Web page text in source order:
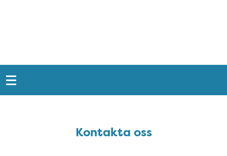
Snabblänkar
Kontakta ossKontakta oss